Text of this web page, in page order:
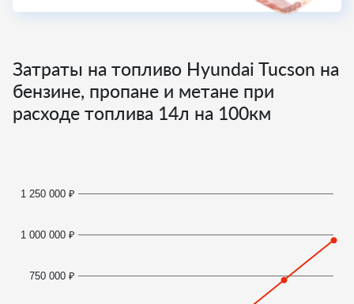
Затраты на топливо Hyundai Tucson на
бензине, пропане и метане при
расходе топлива 14л на 100км
750 000 ₽
1 000 000 ₽
1 250 000 ₽